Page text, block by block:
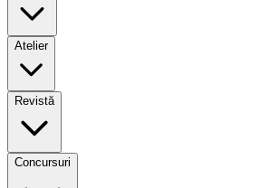
Atelier
Revistă
Concursuri